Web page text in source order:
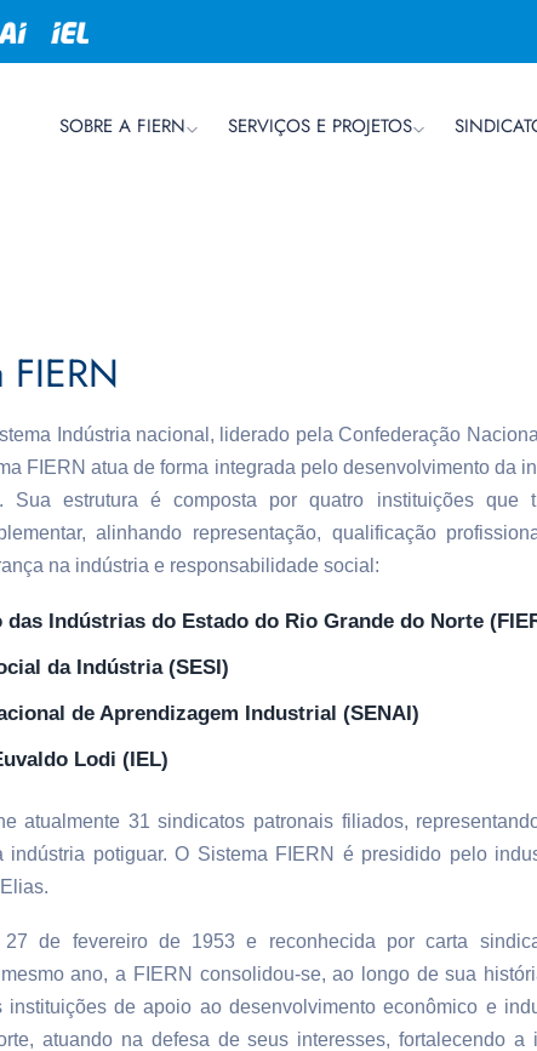
SOBRE A FIERN SERVIÇOS E PROJETOS
FIERN
Indústria nacional, liderado pela Confederação
FIERN atua de forma integrada pelo desenvolvimento da
Sua estrutura é composta por quatro instituições que
alinhando representação, qualificação
na indústria e responsabilidade social:
das Indústrias do Estado do Rio Grande do Norte
da Indústria (SESI)
de Aprendizagem Industrial (SENAI)
Lodi (IEL)
atualmente 31 sindicatos patronais filiados,
indústria potiguar. O Sistema FIERN é presidido pelo
27 de fevereiro de 1953 e reconhecida por carta
ano, a FIERN consolidou-se, ao longo de sua
instituições de apoio ao desenvolvimento econômico e
atuando na defesa de seus interesses, fortalecendo a